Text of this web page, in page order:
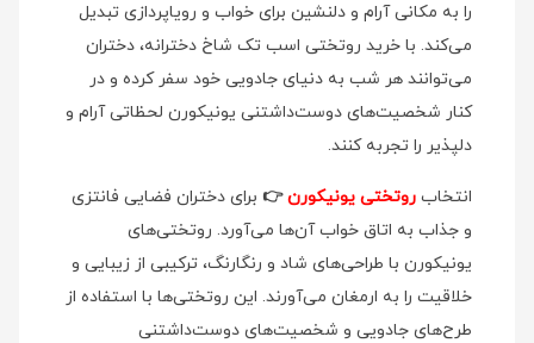
را به مکانی آرام و دلنشین برای خواب و رویاپردازی تبدیل
می‌کند. با خرید روتختی اسب تک شاخ دخترانه، دختران
می‌توانند هر شب به دنیای جادویی خود سفر کرده و در
کنار شخصیت‌های دوست‌داشتنی یونیکورن لحظاتی آرام و
دلپذیر را تجربه کنند.
انتخاب روتختی یونیکورن👉 برای دختران فضایی فانتزی
و جذاب به اتاق خواب آن‌ها می‌آورد. روتختی‌های
یونیکورن با طراحی‌های شاد و رنگارنگ، ترکیبی از زیبایی و
خلاقیت را به ارمغان می‌آورند. این روتختی‌ها با استفاده از
طرح‌های جادویی و شخصیت‌های دوست‌داشتنی